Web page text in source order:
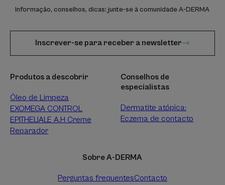
Informação, conselhos, dicas: junte-se à comunidade A-DERMA
Inscrever-se para receber a newsletter
Produtos a descobrir
Óleo de Limpeza
EXOMEGA CONTROL
EPITHELIALE A.H Creme
Reparador
Conselhos de
especialistas
Dermatite atópica:
Eczema de contacto
Sobre A-DERMA
Perguntas frequentesContacto